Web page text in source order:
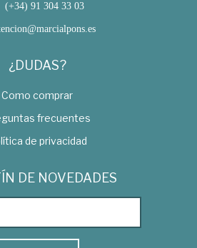
(+34) 91 304 33 03
¿DUDAS?
Como comprar
frecuentes
de privacidad
DE NOVEDADES